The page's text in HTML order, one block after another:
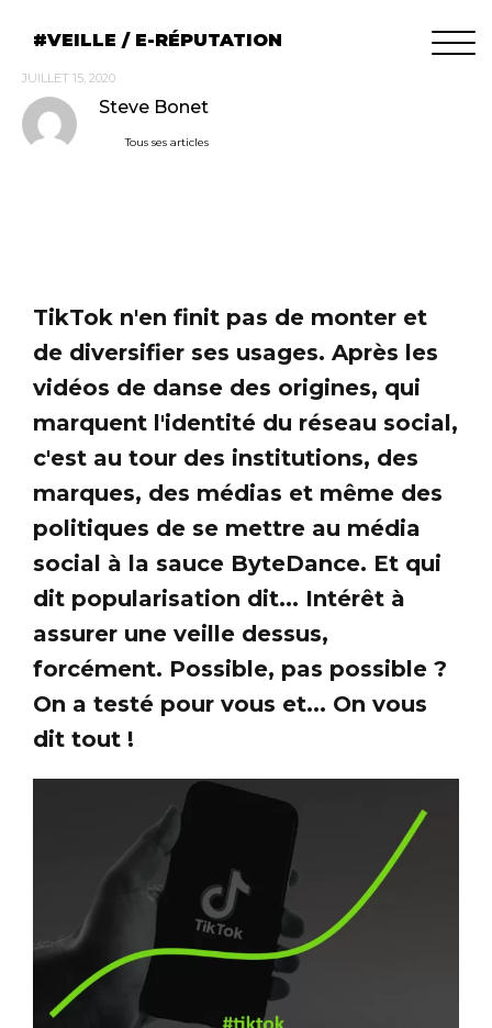
VEILLE / E-RÉPUTATION
JUILLET 15, 2020
Steve Bonet
Tous ses articles
TikTok n'en finit pas de monter et
de diversifier ses usages. Après les
vidéos de danse des origines, qui
marquent l'identité du réseau social,
c'est au tour des institutions, des
marques, des médias et même des
politiques de se mettre au média
social à la sauce ByteDance. Et qui
dit popularisation dit... Intérêt à
assurer une veille dessus,
forcément. Possible, pas possible ?
On a testé pour vous et... On vous
dit tout !